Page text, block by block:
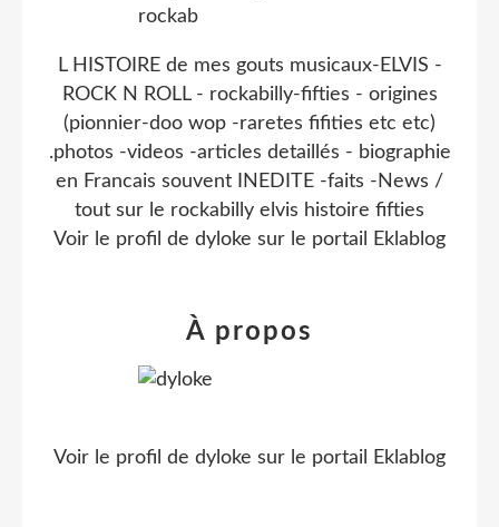
L HISTOIRE de mes gouts musicaux-ELVIS -
ROCK N ROLL - rockabilly-fifties - origines
(pionnier-doo wop -raretes fifities etc etc)
.photos -videos -articles detaillés - biographie
en Francais souvent INEDITE -faits -News /
tout sur le rockabilly elvis histoire fifties
Voir le profil de dyloke sur le portail Eklablog
À propos
Voir le profil de dyloke sur le portail Eklablog